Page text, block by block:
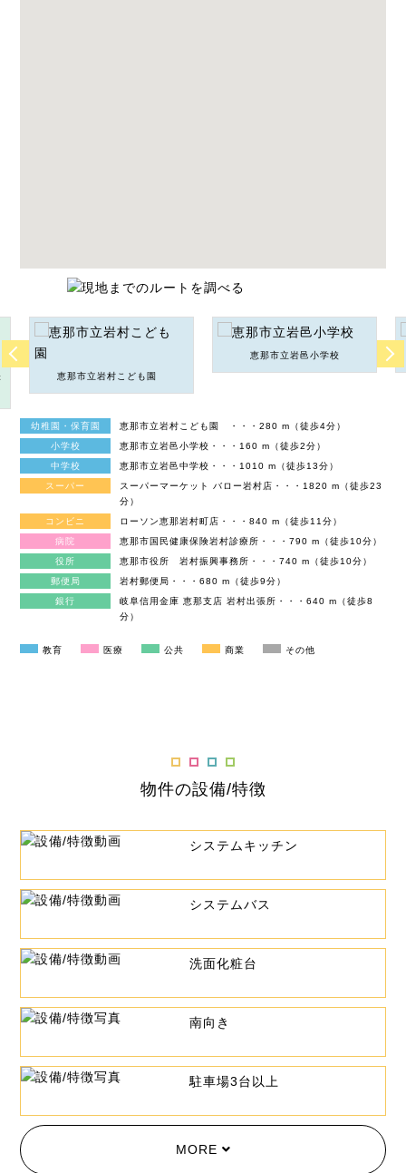
恵那市立岩村こども園
恵那市立岩邑小学校
幼稚園・保育園
恵那市立岩村こども園 ・・・280 m（徒歩4分）
小学校
恵那市立岩邑小学校・・・160 m（徒歩2分）
中学校
恵那市立岩邑中学校・・・1010 m（徒歩13分）
スーパー
スーパーマーケット バロー岩村店・・・1820 m（徒歩23
分）
コンビニ
ローソン恵那岩村町店・・・840 m（徒歩11分）
病院
恵那市国民健康保険岩村診療所・・・790 m（徒歩10分）
役所
恵那市役所 岩村振興事務所・・・740 m（徒歩10分）
郵便局
岩村郵便局・・・680 m（徒歩9分）
銀行
岐阜信用金庫 恵那支店 岩村出張所・・・640 m（徒歩8
分）
教育 医療 公共 商業 その他
物件の設備/特徴
システムキッチン
システムバス
洗面化粧台
南向き
駐車場3台以上
MORE